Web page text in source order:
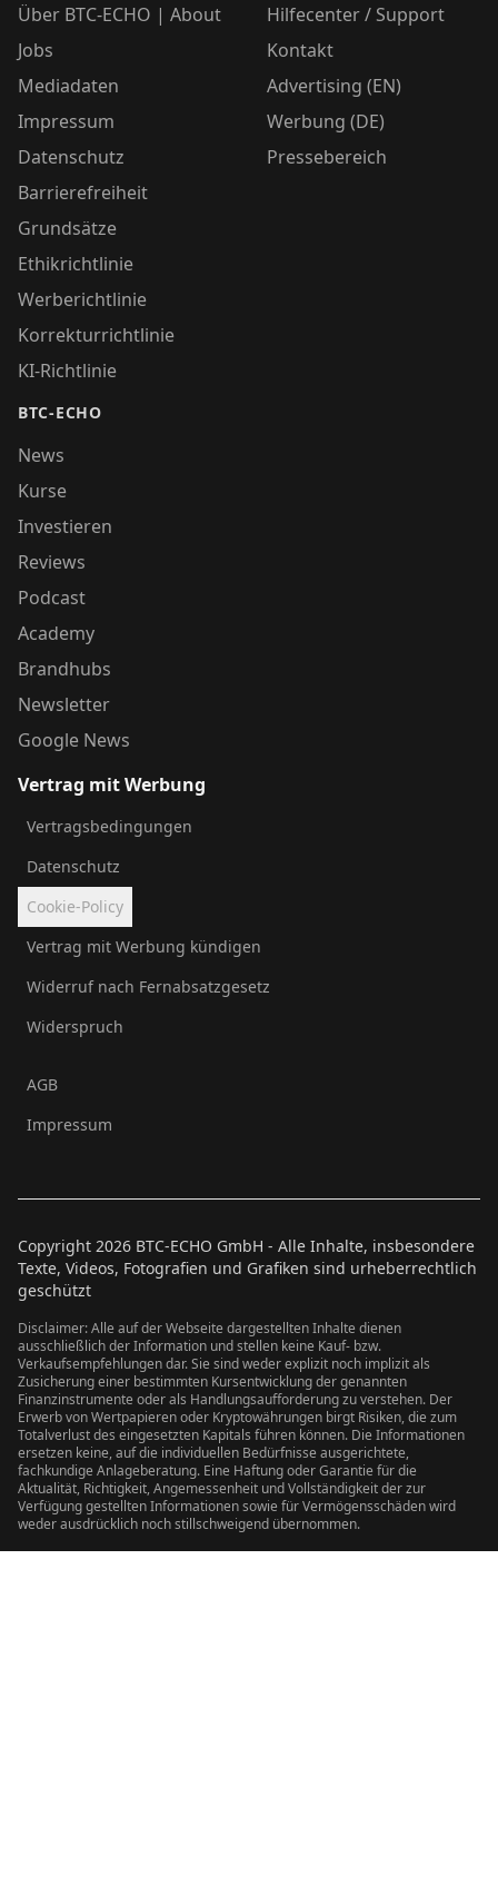
Über BTC-ECHO | About
Jobs
Mediadaten
Impressum
Datenschutz
Barrierefreiheit
Grundsätze
Ethikrichtlinie
Werberichtlinie
Korrekturrichtlinie
KI-Richtlinie
BTC-ECHO
News
Kurse
Investieren
Reviews
Podcast
Academy
Brandhubs
Newsletter
Google News
Hilfecenter / Support
Kontakt
Advertising (EN)
Werbung (DE)
Pressebereich
Vertrag mit Werbung
Vertragsbedingungen
Datenschutz
Cookie-Policy
Vertrag mit Werbung kündigen
Widerruf nach Fernabsatzgesetz
Widerspruch
AGB
Impressum
Copyright 2026 BTC-ECHO GmbH - Alle Inhalte, insbesondere
Texte, Videos, Fotografien und Grafiken sind urheberrechtlich
geschützt
Disclaimer: Alle auf der Webseite dargestellten Inhalte dienen
ausschließlich der Information und stellen keine Kauf- bzw.
Verkaufsempfehlungen dar. Sie sind weder explizit noch implizit als
Zusicherung einer bestimmten Kursentwicklung der genannten
Finanzinstrumente oder als Handlungsaufforderung zu verstehen. Der
Erwerb von Wertpapieren oder Kryptowährungen birgt Risiken, die zum
Totalverlust des eingesetzten Kapitals führen können. Die Informationen
ersetzen keine, auf die individuellen Bedürfnisse ausgerichtete,
fachkundige Anlageberatung. Eine Haftung oder Garantie für die
Aktualität, Richtigkeit, Angemessenheit und Vollständigkeit der zur
Verfügung gestellten Informationen sowie für Vermögensschäden wird
weder ausdrücklich noch stillschweigend übernommen.